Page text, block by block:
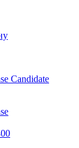
Candidate